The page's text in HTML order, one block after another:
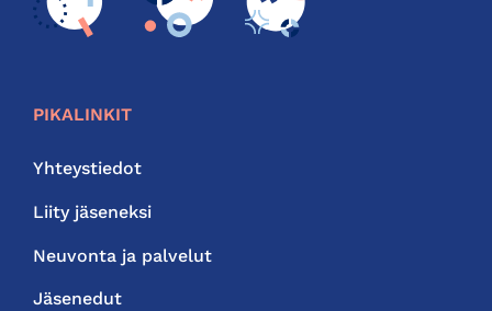
PIKALINKIT
Yhteystiedot
Liity jäseneksi
Neuvonta ja palvelut
Jäsenedut